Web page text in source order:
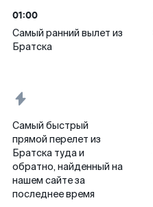
01:00
Самый ранний вылет из
Братска
Самый быстрый
прямой перелет из
Братска туда и
обратно, найденный на
нашем сайте за
последнее время